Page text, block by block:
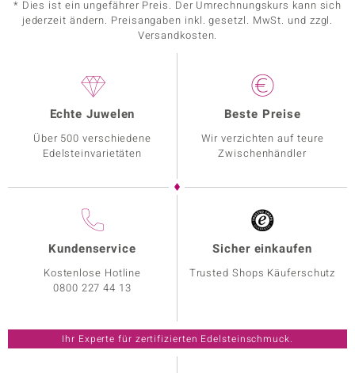
* Dies ist ein ungefährer Preis. Der Umrechnungskurs kann sich
jederzeit ändern. Preisangaben inkl. gesetzl. MwSt. und zzgl.
Versandkosten.
Echte Juwelen
Über 500 verschiedene
Edelsteinvarietäten
Beste Preise
Wir verzichten auf teure
Zwischenhändler
Kundenservice
Kostenlose Hotline
0800 227 44 13
Sicher einkaufen
Trusted Shops Käuferschutz
Ihr Experte für zertifizierten Edelsteinschmuck.